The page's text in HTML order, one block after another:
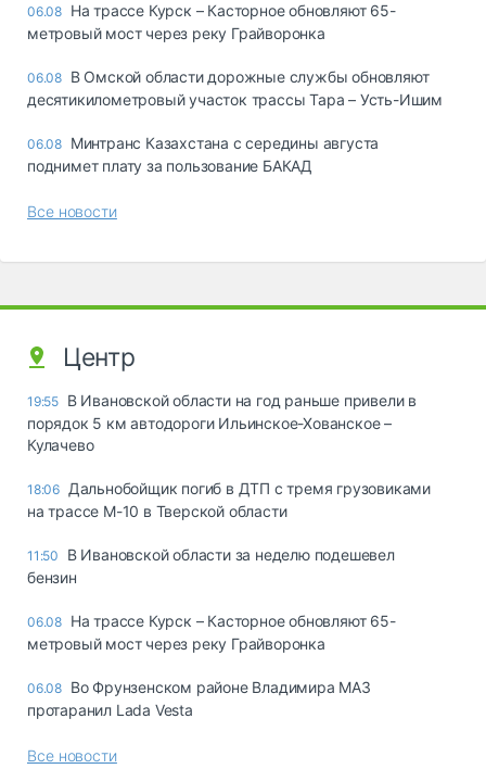
06.08 На трассе Курск – Касторное обновляют 65-
метровый мост через реку Грайворонка
06.08 В Омской области дорожные службы обновляют
десятикилометровый участок трассы Тара – Усть-Ишим
06.08 Минтранс Казахстана с середины августа
поднимет плату за пользование БАКАД
Все новости
Центр
19:55 В Ивановской области на год раньше привели в
порядок 5 км автодороги Ильинское-Хованское –
Кулачево
18:06 Дальнобойщик погиб в ДТП с тремя грузовиками
на трассе М-10 в Тверской области
11:50
В Ивановской области за неделю подешевел
бензин
06.08 На трассе Курск – Касторное обновляют 65-
метровый мост через реку Грайворонка
06.08 Во Фрунзенском районе Владимира МАЗ
протаранил Lada Vesta
Все новости